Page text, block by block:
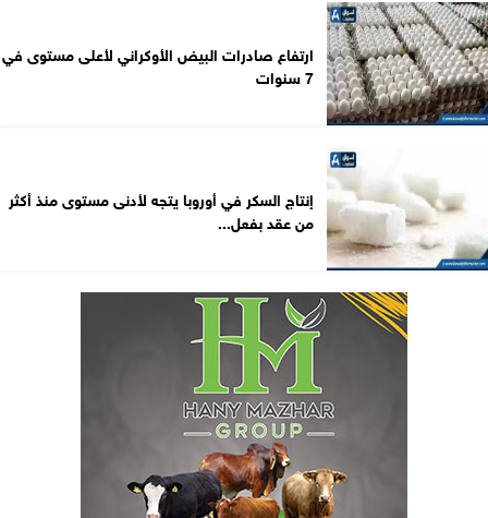
ارتفاع صادرات البيض الأوكراني لأعلى مستوى في
7 سنوات
إنتاج السكر في أوروبا يتجه لأدنى مستوى منذ أكثر
من عقد بفعل...